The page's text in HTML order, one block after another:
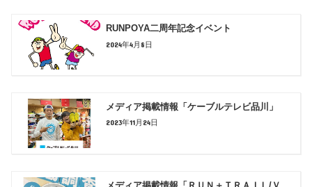
RUNPOYA二周年記念イベント
2024年4月8日
メディア掲載情報「ケーブルテレビ品川」
2023年11月24日